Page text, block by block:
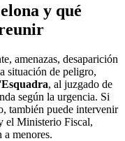
y qué
amenazas, desaparición
situación de peligro,
, al juzgado de
según la urgencia. Si
también puede intervenir
el Ministerio Fiscal,
a menores.